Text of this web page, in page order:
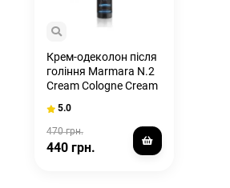
Крем-одеколон після
гоління Marmara N.2
Cream Cologne Cream
5.0
470 грн.
440 грн.